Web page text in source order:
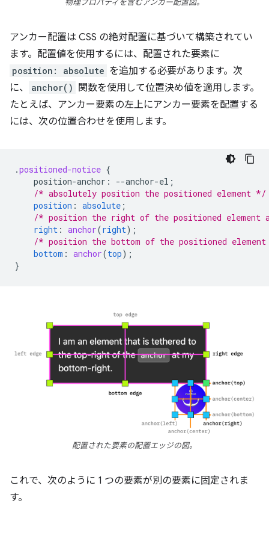
物理プロパティを含むアンカー配置図。
アンカー配置は CSS の絶対配置に基づいて構築されてい
ます。配置値を使用するには、配置された要素に
position: absolute を追加する必要があります。次
に、
anchor() 関数を使用して位置決め値を適用します。
たとえば、アンカー要素の左上にアンカー要素を配置する
には、次の位置合わせを使用します。
.positioned-notice {
position-anchor : --anchor-el ;
/* absolutely position the positioned element */
position : absolute ;
/* position the right of the positioned element
right : anchor(right);
/* position the bottom of the positioned
bottom : anchor(top);
}
配置された要素の配置エッジの図。
これで、次のように 1 つの要素が別の要素に固定されま
す。